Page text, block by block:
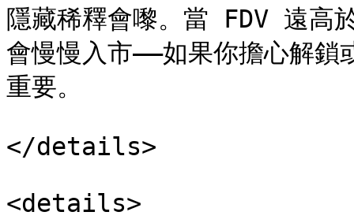
隱藏稀釋會嚟。當 FDV 遠高
會慢慢入市——如果你擔心解鎖
重要。
</details>
<details>